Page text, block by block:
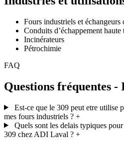
Fours industriels et échangeurs
Conduits d’échappement haute
Incinérateurs
Pétrochimie
FAQ
Questions fréquentes -
Est-ce que le 309 peut etre utilise
mes fours industriels ? +
Quels sont les delais typiques
309 chez ADI Laval ? +